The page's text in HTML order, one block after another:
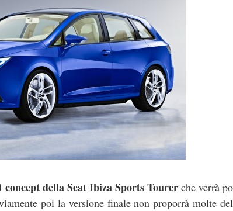
concept della Seat Ibiza Sports Tourerche verrà
poi la versione finale non proporrà molte